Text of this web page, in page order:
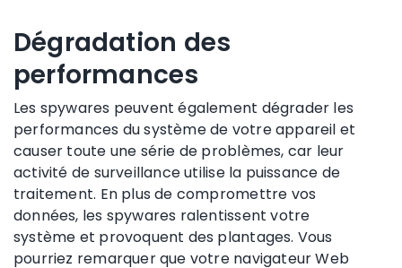
Dégradation des
performances
Les spywares peuvent également dégrader les
performances du système de votre appareil et
causer toute une série de problèmes, car leur
activité de surveillance utilise la puissance de
traitement. En plus de compromettre vos
données, les spywares ralentissent votre
système et provoquent des plantages. Vous
pourriez remarquer que votre navigateur Web